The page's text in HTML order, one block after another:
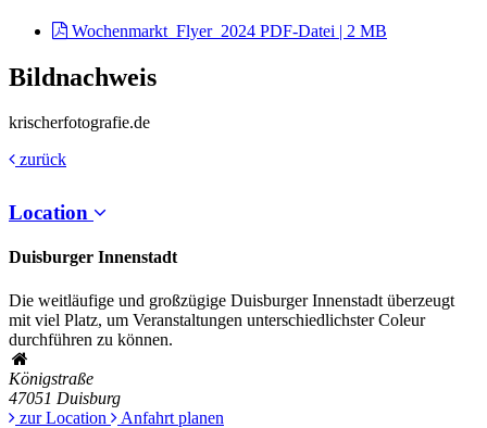
Wochenmarkt_Flyer_2024 PDF-Datei | 2 MB
Bildnachweis
krischerfotografie.de
zurück
Location
Duisburger Innenstadt
Die weitläufige und großzügige Duisburger Innenstadt überzeugt
mit viel Platz, um Veranstaltungen unterschiedlichster Coleur
durchführen zu können.
Königstraße
47051 Duisburg
zur Location
Anfahrt planen